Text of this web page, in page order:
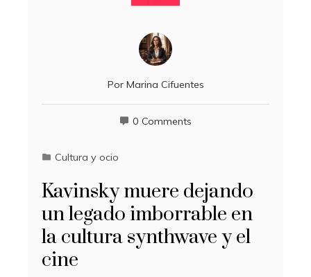
Por Marina Cifuentes
0 Comments
Cultura y ocio
Kavinsky muere dejando
un legado imborrable en
la cultura synthwave y el
cine